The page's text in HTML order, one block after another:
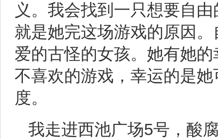
义。我会找到一只想要自
就是她完这场游戏的原因
爱的古怪的女孩。她有她
不喜欢的游戏，幸运的是
度。
我走进西池广场5号，酸